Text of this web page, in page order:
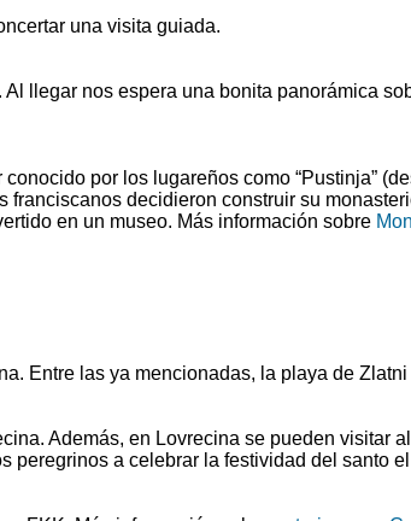
una visita guiada.
llegar nos espera una bonita panorámica
por los lugareños como “Pustinja”
decidieron construir su
en un museo. Más información sobre
Entre las ya mencionadas, la playa de Zlatni
Además, en Lovrecina se pueden visitar
peregrinos a celebrar la festividad del santo